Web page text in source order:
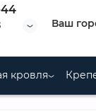
Ваш
кровля